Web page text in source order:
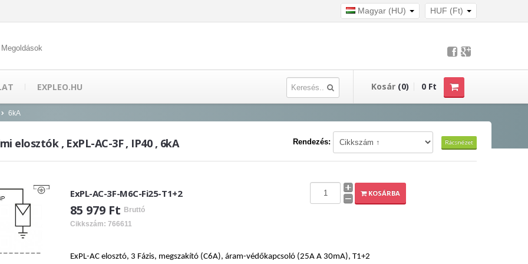
Magyar (HU) HUF (Ft)
EXPLEO.HU Kosár (0) 0 Ft
6kA
elosztók , ExPL-AC-3F , IP40 , 6kA Rendezés: Rácsnézet
ExPL-AC-3F-M6C-Fi25-T1+2
85 979 Ft Bruttó
Cikkszám: 766611
KOSÁRBA
ExPL-AC elosztó, 3 Fázis, megszakító (C6A), áram-védőkapcsoló (25A A 30mA), T1+2